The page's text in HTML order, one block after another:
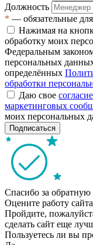
Должность
* — обязательные
Нажимая на
обработку моих
Федеральным
персональных
определённых
обработки
Даю свое
маркетинговых
моих персональных
Подписаться
Спасибо за обратную
Оцените работу сайта
Пройдите,
сделать сайт еще
Пользуетесь ли вы